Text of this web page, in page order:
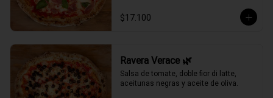
$17.100
Ravera Verace 🌿
Salsa de tomate, doble fior di latte,
aceitunas negras y aceite de oliva.